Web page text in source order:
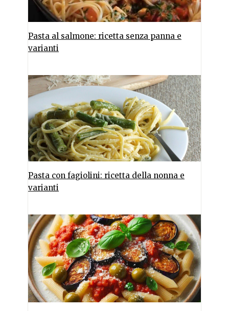
Pasta al salmone: ricetta senza panna e
varianti
Pasta con fagiolini: ricetta della nonna e
varianti